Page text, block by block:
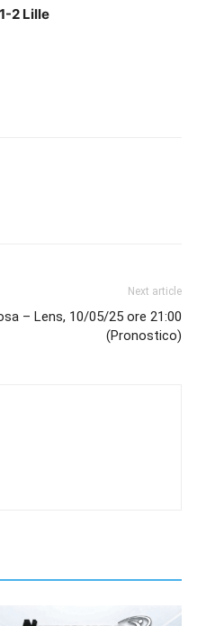
2 Lille
Next article
– Lens, 10/05/25 ore 21:00
(Pronostico)